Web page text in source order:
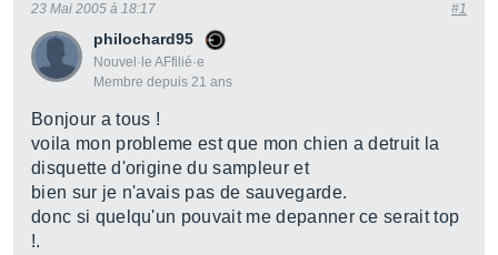
philochard95
Nouvel·le AFfilié·e
Membre depuis 21 ans
23 Mai 2005 à 18:17 #1
Bonjour a tous !
voila mon probleme est que mon chien a detruit la
disquette d'origine du sampleur et
bien sur je n'avais pas de sauvegarde.
donc si quelqu'un pouvait me depanner ce serait top
!.